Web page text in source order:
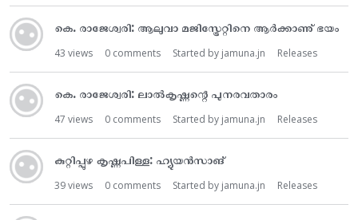
കെ. രാജേശ്വരി: ആലുവാ മജിസ്ട്രേറ്റിനെ ആർക്കാണു് ഭയം
43 views 0 comments Started by jamuna.jn Releases
കെ. രാജേശ്വരി: ലാൽകൃഷ്ണന്റെ പുനരവതാരം
47 views 0 comments Started by jamuna.jn Releases
കുറ്റിപ്പുഴ കൃഷ്ണപിള്ള: ഹ്യുയൻസാങ്
39views 0 comments Started by jamuna.jn Releases